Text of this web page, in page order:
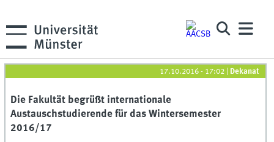
17.10.2016 - 17:02 Dekanat
Die Fakultät begrüßt internationale
Austauschstudierende für das Wintersemester
2016/17